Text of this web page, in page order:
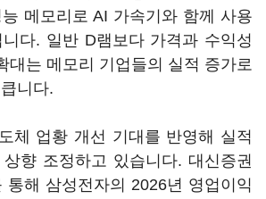
메모리로 AI 가속기와 함께 사용
다. 일반 D램보다 가격과 수익성
대는 메모리 기업들의 실적 증가로
니다.
체 업황 개선 기대를 반영해 실적
향 조정하고 있습니다. 대신증권
통해 삼성전자의 2026년 영업이익